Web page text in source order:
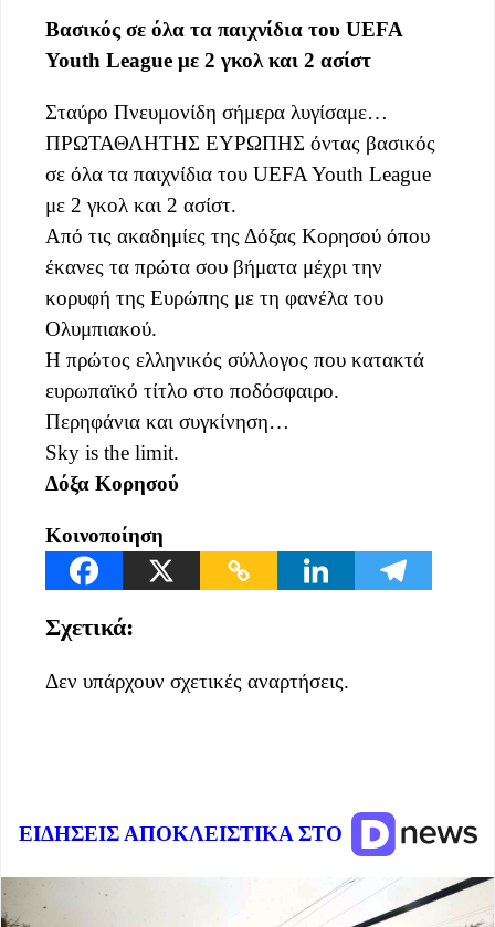
Βασικός σε όλα τα παιχνίδια του UEFA
Youth League με 2 γκολ και 2 ασίστ
Σταύρο Πνευμονίδη σήμερα λυγίσαμε…
ΠΡΩΤΑΘΛΗΤΗΣ ΕΥΡΩΠΗΣ όντας βασικός
σε όλα τα παιχνίδια του UEFA Youth League
με 2 γκολ και 2 ασίστ.
Από τις ακαδημίες της Δόξας Κορησού όπου
έκανες τα πρώτα σου βήματα μέχρι την
κορυφή της Ευρώπης με τη φανέλα του
Ολυμπιακού.
Η πρώτος ελληνικός σύλλογος που κατακτά
ευρωπαϊκό τίτλο στο ποδόσφαιρο.
Περηφάνια και συγκίνηση…
Sky is the limit.
Δόξα Κορησού
Κοινοποίηση
Σχετικά:
Δεν υπάρχουν σχετικές αναρτήσεις.
ΕΙΔΗΣΕΙΣ ΑΠΟΚΛΕΙΣΤΙΚΑ ΣΤΟ